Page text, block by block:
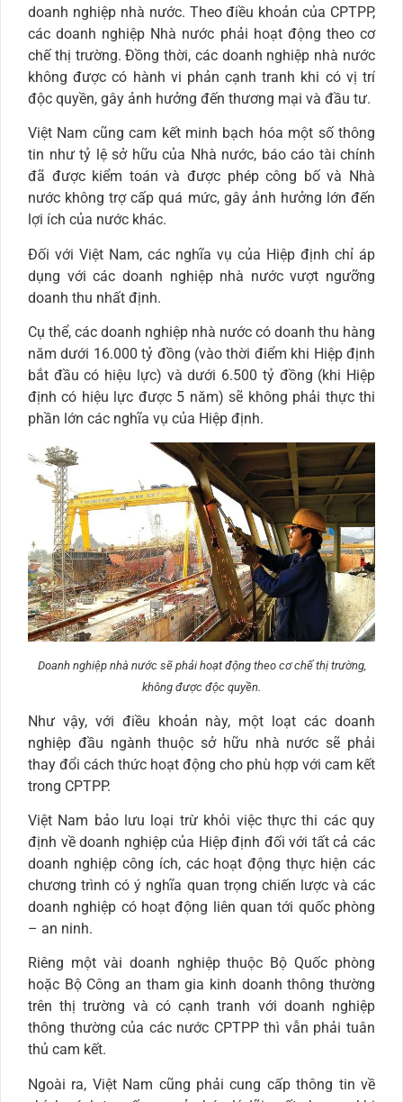
doanh nghiệp nhà nước. Theo điều khoản của CPTPP,
các doanh nghiệp Nhà nước phải hoạt động theo cơ
chế thị trường. Đồng thời, các doanh nghiệp nhà nước
không được có hành vi phản cạnh tranh khi có vị trí
độc quyền, gây ảnh hưởng đến thương mại và đầu tư.
Việt Nam cũng cam kết minh bạch hóa một số thông
tin như tỷ lệ sở hữu của Nhà nước, báo cáo tài chính
đã được kiểm toán và được phép công bố và Nhà
nước không trợ cấp quá mức, gây ảnh hưởng lớn đến
lợi ích của nước khác.
Đối với Việt Nam, các nghĩa vụ của Hiệp định chỉ áp
dụng với các doanh nghiệp nhà nước vượt ngưỡng
doanh thu nhất định.
Cụ thể, các doanh nghiệp nhà nước có doanh thu hàng
năm dưới 16.000 tỷ đồng (vào thời điểm khi Hiệp định
bắt đầu có hiệu lực) và dưới 6.500 tỷ đồng (khi Hiệp
định có hiệu lực được 5 năm) sẽ không phải thực thi
phần lớn các nghĩa vụ của Hiệp định.
Doanh nghiệp nhà nước sẽ phải hoạt động theo cơ chế thị trường,
không được độc quyền.
Như vậy, với điều khoản này, một loạt các doanh
nghiệp đầu ngành thuộc sở hữu nhà nước sẽ phải
thay đổi cách thức hoạt động cho phù hợp với cam kết
trong CPTPP.
Việt Nam bảo lưu loại trừ khỏi việc thực thi các quy
định về doanh nghiệp của Hiệp định đối với tất cả các
doanh nghiệp công ích, các hoạt động thực hiện các
chương trình có ý nghĩa quan trọng chiến lược và các
doanh nghiệp có hoạt động liên quan tới quốc phòng
– an ninh.
Riêng một vài doanh nghiệp thuộc Bộ Quốc phòng
hoặc Bộ Công an tham gia kinh doanh thông thường
trên thị trường và có cạnh tranh với doanh nghiệp
thông thường của các nước CPTPP thì vẫn phải tuân
thủ cam kết.
Ngoài ra, Việt Nam cũng phải cung cấp thông tin về